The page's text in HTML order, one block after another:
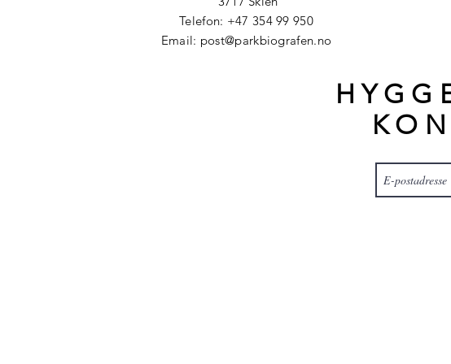
Telefon: +47 354 99 950
Email: post@parkbiografen.no